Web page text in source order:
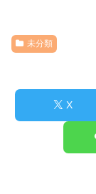
未分類
X